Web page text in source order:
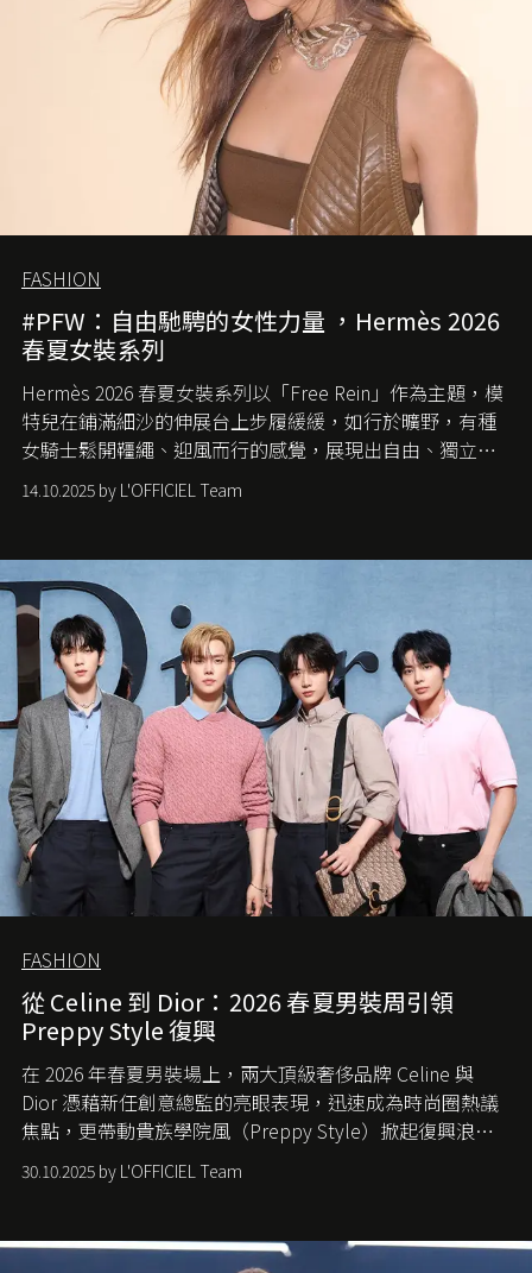
FASHION
#PFW：自由馳騁的女性力量 ，Hermès 2026
春夏女裝系列
Hermès 2026 春夏女裝系列以「Free Rein」作為主題，模
特兒在鋪滿細沙的伸展台上步履緩緩，如行於曠野，有種
女騎士鬆開韁繩、迎風而行的感覺，展現出自由、獨立與
從容的態度。
14.10.2025 by L'OFFICIEL Team
FASHION
從 Celine 到 Dior：2026 春夏男裝周引領
Preppy Style 復興
在 2026 年春夏男裝場上，兩大頂級奢侈品牌 Celine 與
Dior 憑藉新任創意總監的亮眼表現，迅速成為時尚圈熱議
焦點，更帶動貴族學院風（Preppy Style）掀起復興浪
潮，讓這股經典風格再度回到大眾視線。
30.10.2025 by L'OFFICIEL Team